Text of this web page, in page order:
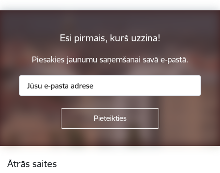
Esi pirmais, kurš uzzina!
Piesakies jaunumu saņemšanai savā e-pastā.
Ātrās saites